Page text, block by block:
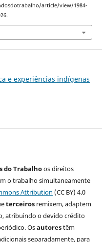
article/view/1984-
e experiências indígenas
do Trabalhoos direitos
o trabalho simultaneamente
Attribution (CC BY) 4.0
terceirosremixem, adaptem
atribuindo o devido crédito
Osautorestêm
separadamente, para